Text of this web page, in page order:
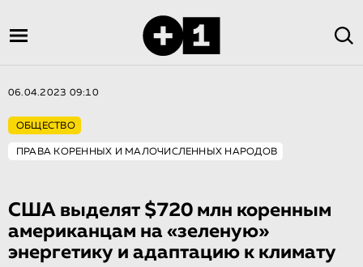
06.04.2023 09:10
ОБЩЕСТВО
ПРАВА КОРЕННЫХ И МАЛОЧИСЛЕННЫХ НАРОДОВ
США выделят $720 млн коренным
американцам на «зеленую»
энергетику и адаптацию к климату